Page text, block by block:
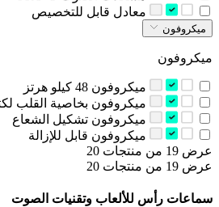
‫معادل قابل للتخصيص‬
ميكروفون
ميكروفون
‫ميكروفون بخاصية القلب
‫ميكروفون تشكيل الشعاع‬
‫ميكروفون قابل للإزالة‬
عرض 19 من منتجات 20
عرض 19 من منتجات 20
سماعات رأس للألعاب وتقنيات الصوت